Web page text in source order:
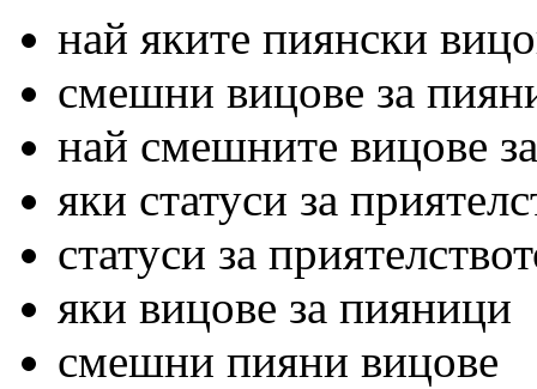
най яките пиянски
смешни вицове за
най смешните вицове
яки статуси за
статуси за
яки вицове за пияници
смешни пияни вицове